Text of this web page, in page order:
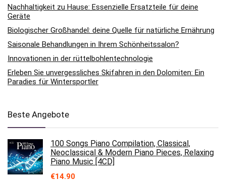
Nachhaltigkeit zu Hause: Essenzielle Ersatzteile für deine
Geräte
Biologischer Großhandel: deine Quelle für natürliche Ernährung
Saisonale Behandlungen in Ihrem Schönheitssalon?
Innovationen in der rüttelbohlentechnologie
Erleben Sie unvergessliches Skifahren in den Dolomiten: Ein
Paradies für Wintersportler
Beste Angebote
100 Songs Piano Compilation, Classical,
Neoclassical & Modern Piano Pieces, Relaxing
Piano Music [4CD]
€14.90